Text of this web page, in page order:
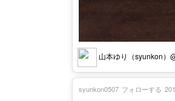
山本ゆり（syunkon）
syunkon0507 フォローする